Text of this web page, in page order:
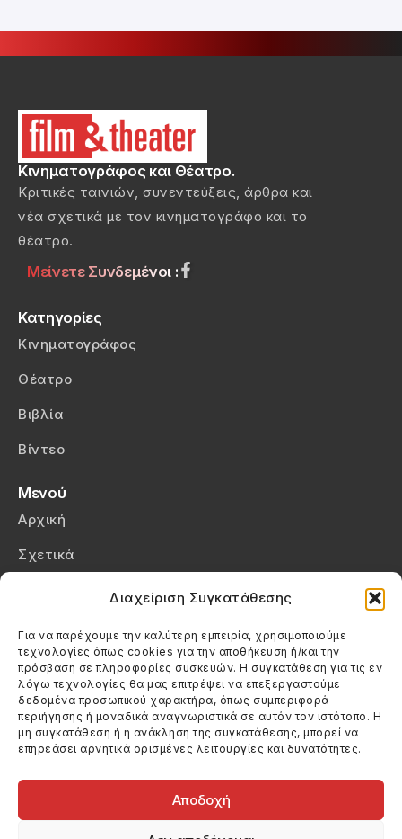
Διαχείριση Συγκατάθεσης
Για να παρέχουμε την καλύτερη εμπειρία, χρησιμοποιούμε
τεχνολογίες όπως cookies για την αποθήκευση ή/και την
πρόσβαση σε πληροφορίες συσκευών. Η συγκατάθεση για τις εν
λόγω τεχνολογίες θα μας επιτρέψει να επεξεργαστούμε
δεδομένα προσωπικού χαρακτήρα, όπως συμπεριφορά
περιήγησης ή μοναδικά αναγνωριστικά σε αυτόν τον ιστότοπο. Η
μη συγκατάθεση ή η ανάκληση της συγκατάθεσης, μπορεί να
επηρεάσει αρνητικά ορισμένες λειτουργίες και δυνατότητες.
Αποδοχή
Κινηματογράφος και Θέατρο.
Κριτικές ταινιών, συνεντεύξεις, άρθρα και
νέα σχετικά με τον κινηματογράφο και το
θέατρο.
Μείνετε Συνδεμένοι :
Κατηγορίες
Κινηματογράφος
Θέατρο
Βιβλία
Βίντεο
Μενού
Αρχική
Σχετικά
Πολιτική Cookies (ΕΕ)
Στοιχεία Επικοινωνίας
Καλεσέ μας
(+30) 6974123481
Στείλε μας email
info@filmandtheater.gr